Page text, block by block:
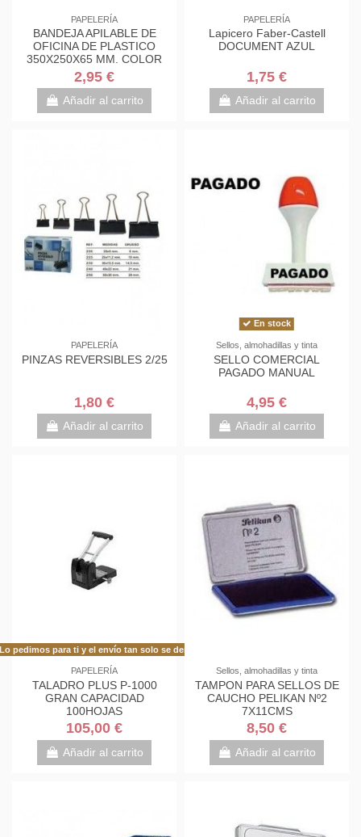
PAPELERÍA
BANDEJA APILABLE DE
OFICINA DE PLASTICO
350X250X65 MM. COLOR
TRANSPARENTE FAIBO 93-
23
2,95 €
Añadir al carrito
PAPELERÍA
Lapicero Faber-Castell
DOCUMENT AZUL
1,75 €
Añadir al carrito
PAPELERÍA
PINZAS REVERSIBLES 2/25
1,80 €
Añadir al carrito
En stock
Sellos, almohadillas y tinta
SELLO COMERCIAL
PAGADO MANUAL
4,95 €
Añadir al carrito
pedimos para ti y el envío tan solo se demora 48h más de lo habitual!
PAPELERÍA
TALADRO PLUS P-1000
GRAN CAPACIDAD
100HOJAS
105,00 €
Añadir al carrito
Sellos, almohadillas y tinta
TAMPON PARA SELLOS DE
CAUCHO PELIKAN Nº2
7X11CMS
8,50 €
Añadir al carrito